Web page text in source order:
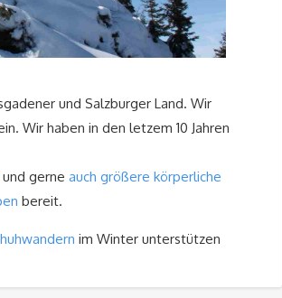
und Salzburger Land. Wir
Wir haben in den letzem 10 Jahren
und gerne auch größere körperliche
bereit.
im Winter unterstützen